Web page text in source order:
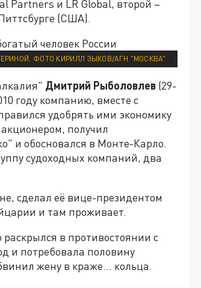
Partners и LR Global, второй –
(США).
ФОТО КИРИЛЛ ЗЫКОВ/АГН "МОСКВА"
Дмитрий Рыболовлев (29-
году компанию, вместе с
удобрять ими экономику
получил
и обосновался в Монте-Карло.
судоходных компаний, два
сделал её вице-президентом
и там проживает.
в противостоянии с
и потребовала половину
жену в краже… кольца.